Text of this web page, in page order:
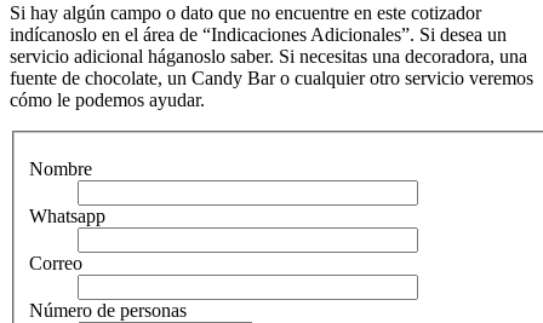
Si hay algún campo o dato que no encuentre en este cotizador
indícanoslo en el área de “Indicaciones Adicionales”. Si desea un
servicio adicional háganoslo saber. Si necesitas una decoradora, una
fuente de chocolate, un Candy Bar o cualquier otro servicio veremos
cómo le podemos ayudar.
Nombre
Whatsapp
Correo
Número de personas